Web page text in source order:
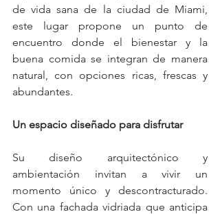
de vida sana de la ciudad de Miami,
este lugar propone un punto de
encuentro donde el bienestar y la
buena comida se integran de manera
natural, con opciones ricas, frescas y
abundantes.
Un espacio diseñado para disfrutar
Su diseño arquitectónico y
ambientación invitan a vivir un
momento único y descontracturado.
Con una fachada vidriada que anticipa